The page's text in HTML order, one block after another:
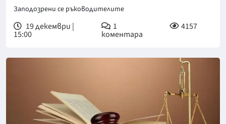
Заподозрени се ръководителите
19 декември |
15:00
1
коментара
4157